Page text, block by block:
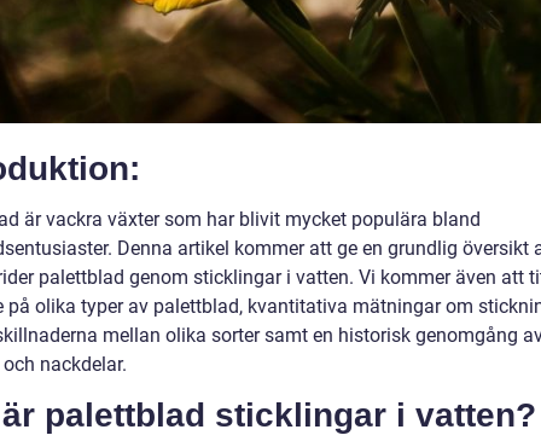
är vackra växter som har blivit mycket populära bland
Denna artikel kommer att ge en grundlig översikt
palettblad genom sticklingar i vatten. Vi kommer även att
på olika typer av palettblad, kvantitativa mätningar om
mellan olika sorter samt en historisk genomgång
nackdelar.
är palettblad sticklingar i vatten?